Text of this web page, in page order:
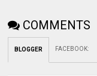
COMMENTS
BLOGGER FACEBOOK: